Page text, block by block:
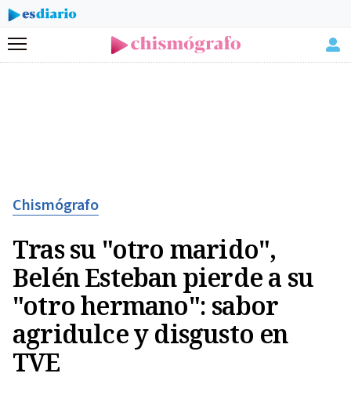
Menú
Chismógrafo
Tras su "otro marido",
Belén Esteban pierde a su
"otro hermano": sabor
agridulce y disgusto en
TVE